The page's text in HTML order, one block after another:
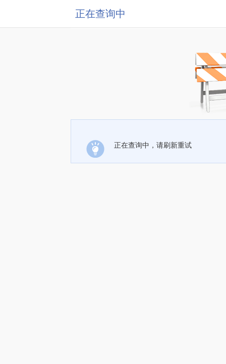
正在查询中
正在查询中，请刷新重试